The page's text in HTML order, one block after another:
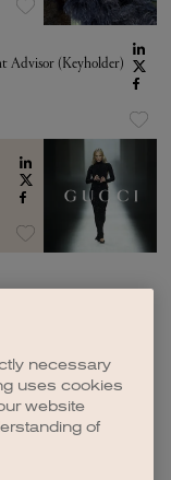
Advisor (Keyholder)
necessary
uses cookies
website
of